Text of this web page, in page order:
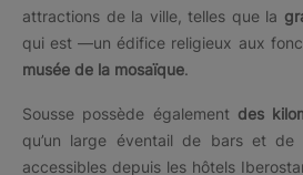
attractions de la ville, telles que la
qui est —un édifice religieux aux
musée de la mosaïque.
Sousse possède également des
qu’un large éventail de bars et de
accessibles depuis les hôtels